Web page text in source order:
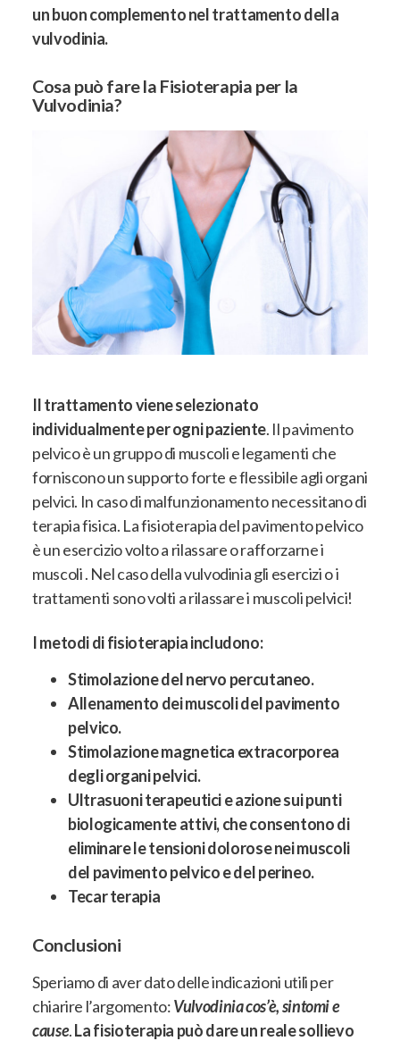
un buon complemento nel trattamento della
vulvodinia.
Cosa può fare la Fisioterapia per la
Vulvodinia?
Il trattamento viene selezionato
individualmente per ogni paziente. Il pavimento
pelvico è un gruppo di muscoli e legamenti che
forniscono un supporto forte e flessibile agli organi
pelvici. In caso di malfunzionamento necessitano di
terapia fisica. La fisioterapia del pavimento pelvico
è un esercizio volto a rilassare o rafforzarne i
muscoli . Nel caso della vulvodinia gli esercizi o i
trattamenti sono volti a rilassare i muscoli pelvici!
I metodi di fisioterapia includono:
Stimolazione del nervo percutaneo.
Allenamento dei muscoli del pavimento
pelvico.
Stimolazione magnetica extracorporea
degli organi pelvici.
Ultrasuoni terapeutici e azione sui punti
biologicamente attivi, che consentono di
eliminare le tensioni dolorose nei muscoli
del pavimento pelvico e del perineo.
Tecar terapia
Conclusioni
Speriamo di aver dato delle indicazioni utili per
chiarire l’argomento:Vulvodinia cos’è, sintomi e
cause.La fisioterapia può dare un reale sollievo